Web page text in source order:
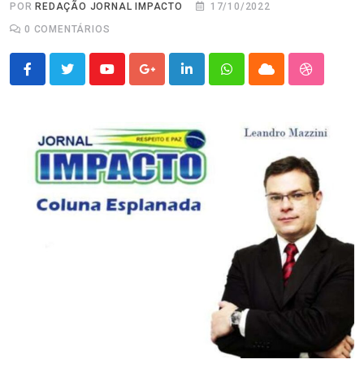
POR REDAÇÃO JORNAL IMPACTO
17/10/2022
0 COMENTÁRIOS
YoutubeGoogle+LinkedInWhatsappCloud